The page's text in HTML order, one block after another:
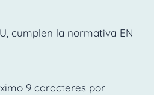
cumplen la normativa EN
9 caracteres por